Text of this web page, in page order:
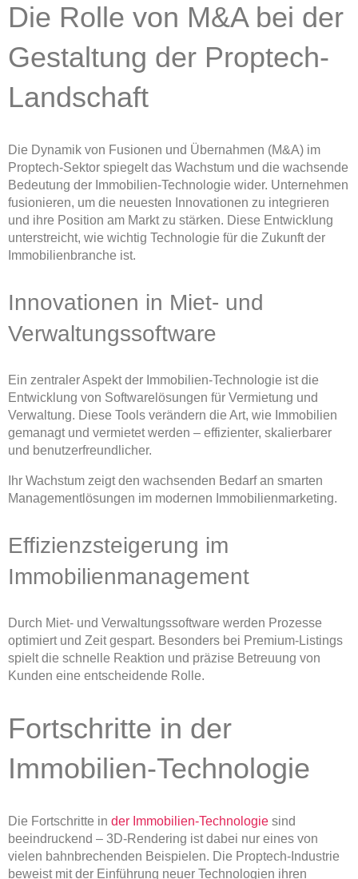
Die Rolle von M&A bei der
Gestaltung der Proptech-
Landschaft
Die Dynamik von Fusionen und Übernahmen (M&A) im
Proptech-Sektor spiegelt das Wachstum und die wachsende
Bedeutung der Immobilien-Technologie wider. Unternehmen
fusionieren, um die neuesten Innovationen zu integrieren
und ihre Position am Markt zu stärken. Diese Entwicklung
unterstreicht, wie wichtig Technologie für die Zukunft der
Immobilienbranche ist.
Innovationen in Miet- und
Verwaltungssoftware
Ein zentraler Aspekt der Immobilien-Technologie ist die
Entwicklung von Softwarelösungen für Vermietung und
Verwaltung. Diese Tools verändern die Art, wie Immobilien
gemanagt und vermietet werden – effizienter, skalierbarer
und benutzerfreundlicher.
Ihr Wachstum zeigt den wachsenden Bedarf an smarten
Managementlösungen im modernen Immobilienmarketing.
Effizienzsteigerung im
Immobilienmanagement
Durch Miet- und Verwaltungssoftware werden Prozesse
optimiert und Zeit gespart. Besonders bei Premium-Listings
spielt die schnelle Reaktion und präzise Betreuung von
Kunden eine entscheidende Rolle.
Fortschritte in der
Immobilien-Technologie
Die Fortschritte in der Immobilien-Technologie sind
beeindruckend – 3D-Rendering ist dabei nur eines von
vielen bahnbrechenden Beispielen. Die Proptech-Industrie
beweist mit der Einführung neuer Technologien ihren